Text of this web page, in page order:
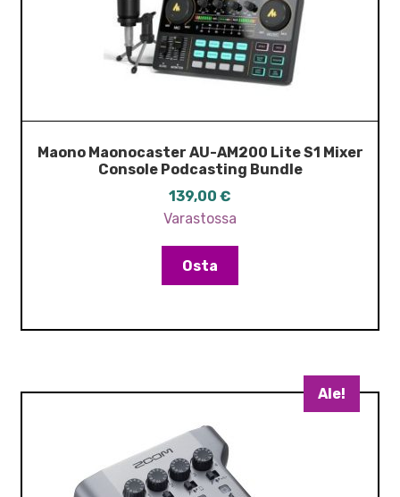
Maono Maonocaster AU-AM200 Lite S1 Mixer
Console Podcasting Bundle
139,00 €
Varastossa
Osta
Ale!